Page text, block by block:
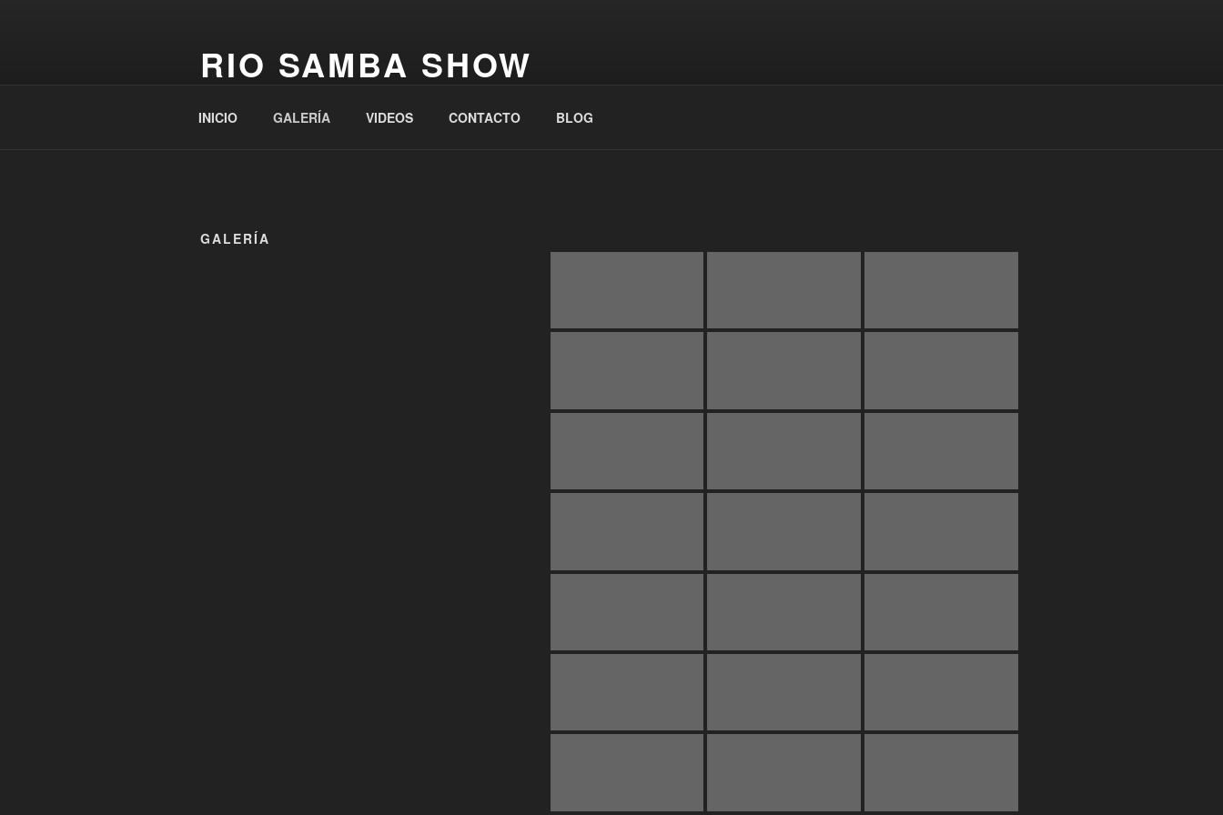
RIO SAMBA SHOW
INICIO GALERÍA VIDEOS CONTACTO BLOG
GALERÍA